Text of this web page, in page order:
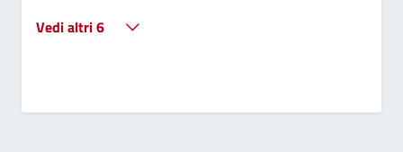
Vedi altri 6